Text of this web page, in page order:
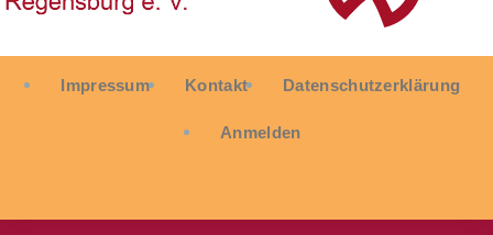
User
Impressum Kontakt Datenschutzerklärung
Anmelden